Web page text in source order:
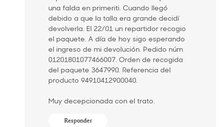
una falda en primeriti. Cuando llegó
debido a que la talla era grande decidí
devolverla. El 22/01 un repartidor recogio
el paquete. A día de hoy sigo esperando
el ingreso de mi devolución. Pedido núm
01201801077466007. Orden de recogida
del paquete 3647990. Referencia del
producto 94910412900040.
Muy decepcionada con el trato.
Responder